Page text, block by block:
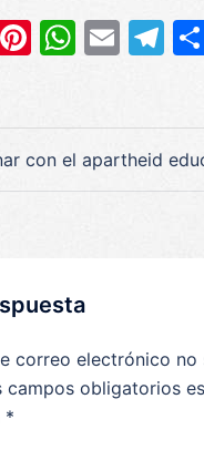
Pinterest
con el apartheid
correo electrónico no
campos obligatorios
*